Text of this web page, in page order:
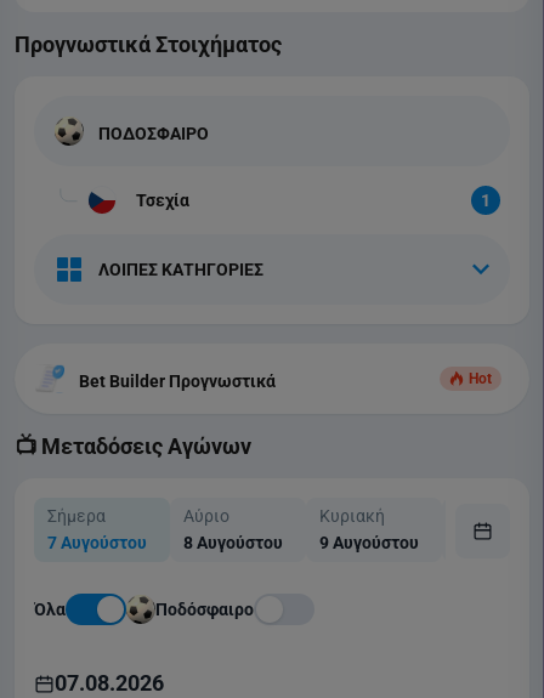
Προγνωστικά Στοιχήματος
ΠΟΔΟΣΦΑΙΡΟ
Τσεχία 1
ΛΟΙΠΕΣ ΚΑΤΗΓΟΡΙΕΣ
Bet Builder Προγνωστικά Hot
📺 Μεταδόσεις Αγώνων
Σήμερα
7 Αυγούστου
Αύριο
8 Αυγούστου
Κυριακή
9 Αυγούστου
10
Όλα Ποδόσφαιρο
07.08.2026